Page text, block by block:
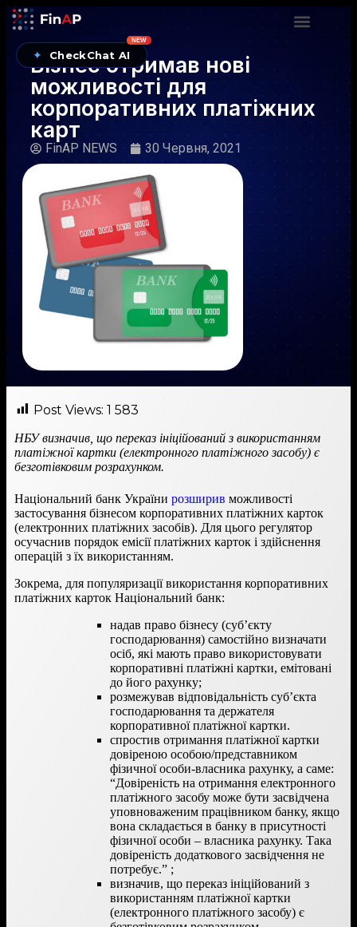
✦ CheckChat AI
NEW
Бізнес отримав нові
можливості для
корпоративних платіжних
карт
FinAP NEWS 30 Червня, 2021
Post Views: 1 583
НБУ визначив, що переказ ініційований з використанням
платіжної картки (електронного платіжного засобу) є
безготівковим розрахунком.
Національний банк України розширив можливості
застосування бізнесом корпоративних платіжних карток
(електронних платіжних засобів). Для цього регулятор
осучаснив порядок емісії платіжних карток і здійснення
операцій з їх використанням.
Зокрема, для популяризації використання корпоративних
платіжних карток Національний банк:
надав право бізнесу (суб’єкту
господарювання) самостійно визначати
осіб, які мають право використовувати
корпоративні платіжні картки, емітовані
до його рахунку;
розмежував відповідальність суб’єкта
господарювання та держателя
корпоративної платіжної картки.
спростив отримання платіжної картки
довіреною особою/представником
фізичної особи-власника рахунку, а саме:
“Довіреність на отримання електронного
платіжного засобу може бути засвідчена
уповноваженим працівником банку, якщо
вона складається в банку в присутності
фізичної особи – власника рахунку. Така
довіреність додаткового засвідчення не
потребує.” ;
визначив, що переказ ініційований з
використанням платіжної картки
(електронного платіжного засобу) є